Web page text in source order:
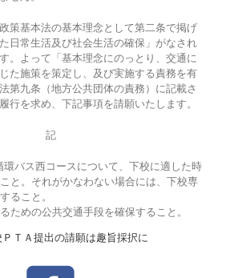
策基本法の基本理念として第二条で掲げ
日常生活及び社会生活の確保」がなされ
。よって「基本理念にのっとり、交通に
た施策を策定し、及び実施する責務を有
第九条（地方公共団体の責務）に記載さ
行を求め、下記事項を請願いたします。
記
環バス西コースについて、下校に適した時
と。それがかなわない場合には、下校専
ること。
ための公共交通手段を確保すること。
ＴＡ提出の請願は趣旨採択に